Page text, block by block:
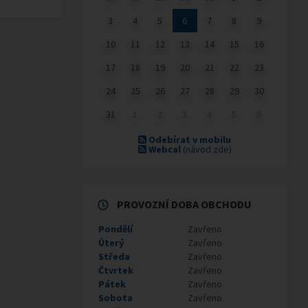
3
4 5 6 7 8
9
10
11 12 13 14 15
16
17
18 19 20 21 22
23
24
25 26 27 28 29
30
31
Odebírat v mobilu
Webcal (návod zde)
PROVOZNÍ DOBA OBCHODU
Pondělí
Zavřeno
Úterý
Zavřeno
Středa
Zavřeno
Čtvrtek
Zavřeno
Pátek
Zavřeno
Sobota
Zavřeno